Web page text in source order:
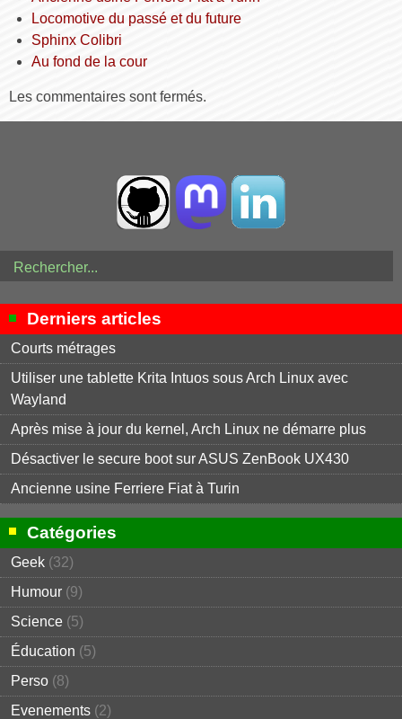
Locomotive du passé et du future
Sphinx Colibri
Au fond de la cour
Les commentaires sont fermés.
Derniers articles
Courts métrages
Utiliser une tablette Krita Intuos sous Arch Linux avec
Wayland
Après mise à jour du kernel, Arch Linux ne démarre plus
Désactiver le secure boot sur ASUS ZenBook UX430
Ancienne usine Ferriere Fiat à Turin
Catégories
Geek (32)
Humour (9)
Science (5)
Éducation (5)
Perso (8)
Evenements (2)